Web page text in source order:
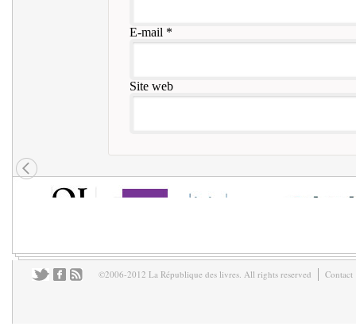
E-mail *
Site web
©2006-2012 La République des livres. All rights reserved Contact